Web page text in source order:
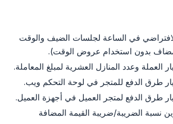
في الساعة لجلسات الضيف والوقت
بدون استخدام عروض الوقت).
العملة وعدد المنازل العشرية لمبلغ المعاملة.
طرق الدفع للمتجر في لوحة التحكم ويب.
طرق الدفع لمتجر العميل في أجهزة العميل.
نسبة الضريبة/ضريبة القيمة المضافة